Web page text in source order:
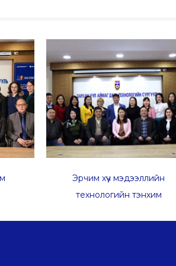
Эрчим хүч мэдээллийн
технологийн тэнхим